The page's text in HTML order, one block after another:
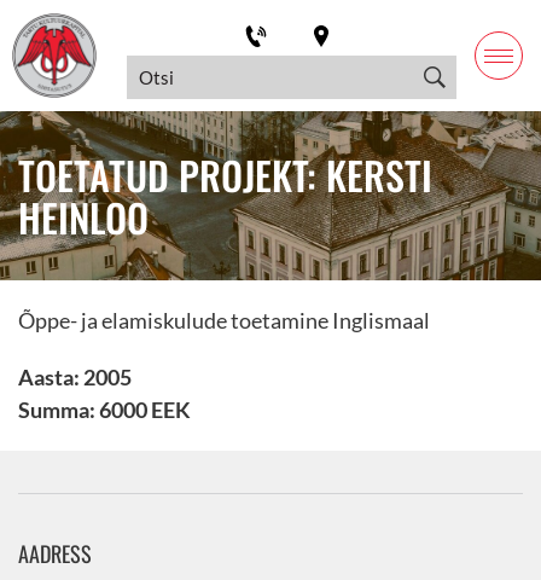
TOETATUD PROJEKT: KERSTI
HEINLOO
Õppe- ja elamiskulude toetamine Inglismaal
Aasta: 2005
Summa: 6000 EEK
AADRESS